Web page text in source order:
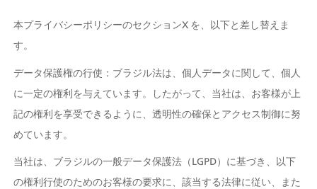
本プライバシーポリシーのセクションX を、以下と差し替えま
す。
データ保護権の行使：ブラジル法は、個人データに関して、個人
に一定の権利を与えています。したがって、当社は、お客様が上
記の権利を享受できるように、透明性の確保とアクセス制御に努
めています。
当社は、ブラジルの一般データ保護法（LGPD）に基づき、以下
の権利行使のためのお客様の要求に、該当する法律に従い、また